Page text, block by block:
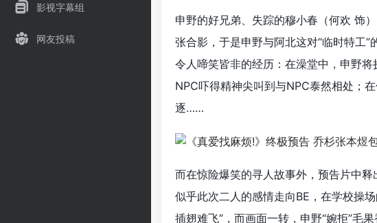
影视字幕组
网友投稿
申野的好兄弟、失踪的穆小春（何欢 饰
张合影，于是申野与阿北这对“临时特工
令人啼笑皆非的经历：在澡堂中，申野
NPC吓得精神尖叫到与NPC泰然相处；
逐……
而在惊险爆笑的寻人故事外，预告片中
似乎此次二人的感情走向BE，在学校操
插翅难飞”，而画面一转，申野“婉拒”毛